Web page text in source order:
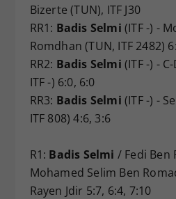
Bizerte (TUN), ITF J30
RR1: Badis Selmi (ITF -) -
Romdhan (TUN, ITF 2482)
RR2: Badis Selmi (ITF -) -
ITF -) 6:0, 6:0
RR3: Badis Selmi (ITF -) -
ITF 808) 4:6, 3:6
R1: Badis Selmi / Fedi Ben
Mohamed Selim Ben
Rayen Jdir 5:7, 6:4, 7:10